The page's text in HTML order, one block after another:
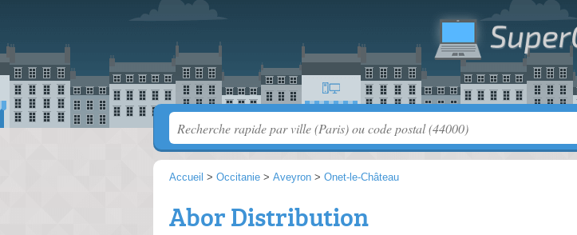
Accueil > Occitanie > Aveyron > Onet-le-Château
Abor Distribution